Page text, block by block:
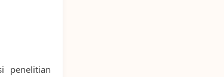
penelitian